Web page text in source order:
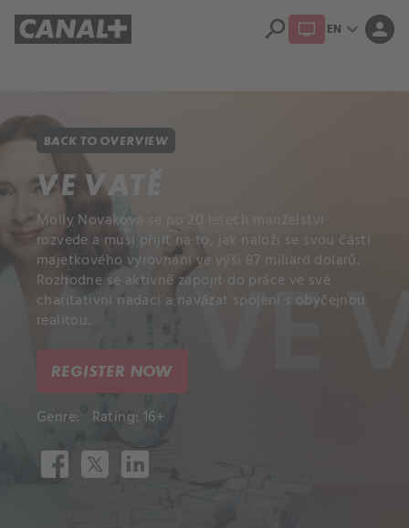
search EN expand_more person
BACK TO OVERVIEW
VE VATĚ
Molly Novaková se po 20 letech manželství
rozvede a musí přijít na to, jak naloží se svou částí
majetkového vyrovnání ve výši 87 miliard dolarů.
Rozhodne se aktivně zapojit do práce ve své
charitativní nadaci a navázat spojení s obyčejnou
realitou.
REGISTER NOW
Genre: Rating: 16+